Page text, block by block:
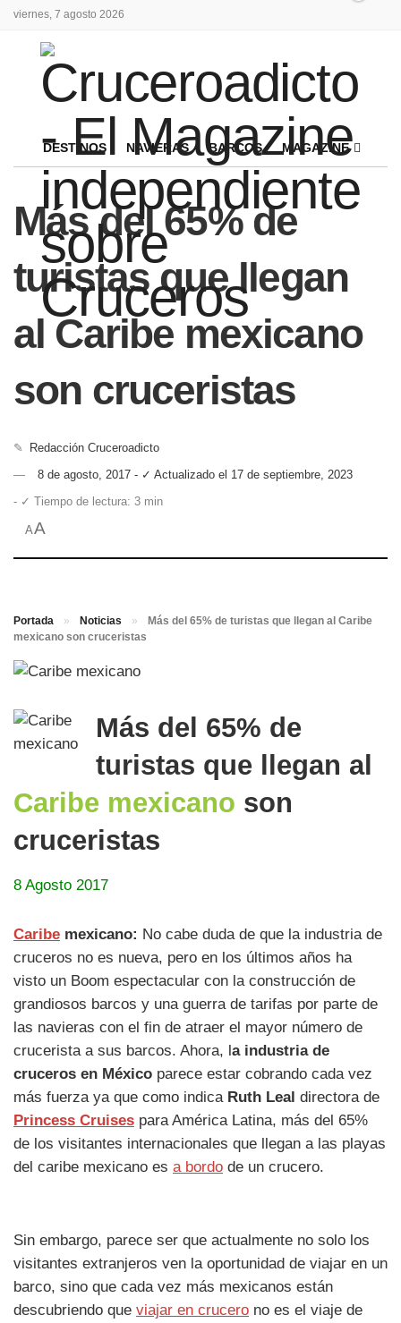
viernes, 7 agosto 2026
DESTINOS NAVIERAS BARCOS MAGAZINE
Más del 65% de
turistas que llegan
al Caribe mexicano
son cruceristas
✎
Redacción Cruceroadicto
8 de agosto, 2017 - ✓ Actualizado el 17 de septiembre, 2023
- ✓ Tiempo de lectura: 3 min
AA
Portada » Noticias »
Más del 65% de turistas que llegan al Caribe
mexicano son cruceristas
Más del 65% de
turistas que llegan al
Caribe mexicano son
cruceristas
8 Agosto 2017
Caribe mexicano: No cabe duda de que la industria de
cruceros no es nueva, pero en los últimos años ha
visto un Boom espectacular con la construcción de
grandiosos barcos y una guerra de tarifas por parte de
las navieras con el fin de atraer el mayor número de
crucerista a sus barcos. Ahora, l a industria de
cruceros en México parece estar cobrando cada vez
más fuerza ya que como indica Ruth Leal directora de
Princess Cruises para América Latina, más del 65%
de los visitantes internacionales que llegan a las playas
del caribe mexicano es a bordo de un crucero.
Sin embargo, parece ser que actualmente no solo los
visitantes extranjeros ven la oportunidad de viajar en un
barco, sino que cada vez más mexicanos están
descubriendo que viajar en crucero no es el viaje de